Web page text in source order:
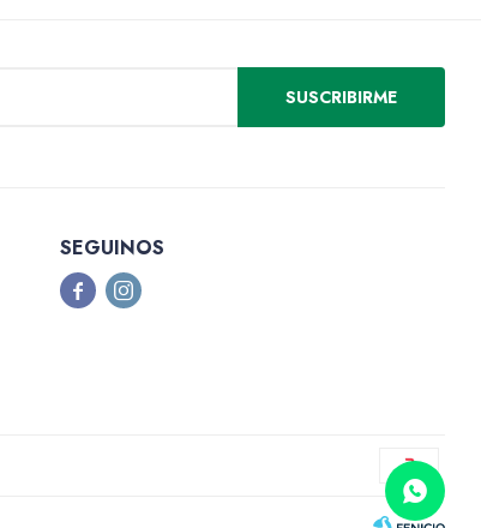
SUSCRIBIRME
SEGUINOS
 